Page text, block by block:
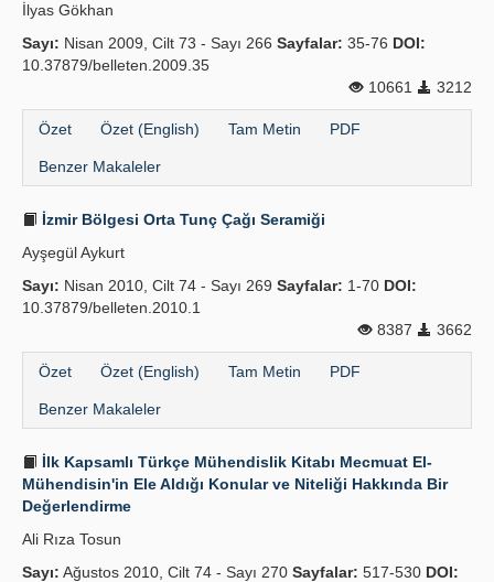
İlyas Gökhan
Sayı: Nisan 2009, Cilt 73 - Sayı 266 Sayfalar: 35-76 DOI:
10.37879/belleten.2009.35
10661
3212
Özet Özet (English) Tam Metin PDF
Benzer Makaleler
İzmir Bölgesi Orta Tunç Çağı Seramiği
Ayşegül Aykurt
Sayı: Nisan 2010, Cilt 74 - Sayı 269 Sayfalar: 1-70 DOI:
10.37879/belleten.2010.1
8387
3662
Özet Özet (English) Tam Metin PDF
Benzer Makaleler
İlk Kapsamlı Türkçe Mühendislik Kitabı Mecmuat El-
Mühendisin'in Ele Aldığı Konular ve Niteliği Hakkında Bir
Değerlendirme
Ali Rıza Tosun
Sayı: Ağustos 2010, Cilt 74 - Sayı 270 Sayfalar: 517-530 DOI: